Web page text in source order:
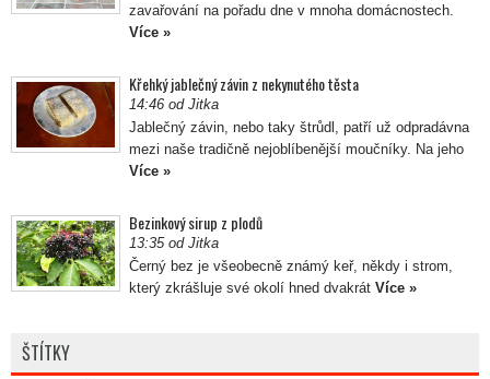
zavařování na pořadu dne v mnoha domácnostech.
Více »
Křehký jablečný závin z nekynutého těsta
14:46 od Jitka
Jablečný závin, nebo taky štrůdl, patří už odpradávna
mezi naše tradičně nejoblíbenější moučníky. Na jeho
Více »
Bezinkový sirup z plodů
13:35 od Jitka
Černý bez je všeobecně známý keř, někdy i strom,
který zkrášluje své okolí hned dvakrát Více »
ŠTÍTKY